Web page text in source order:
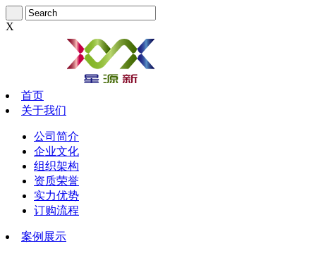
X
首页
关于我们
公司简介
企业文化
组织架构
资质荣誉
实力优势
订购流程
案例展示